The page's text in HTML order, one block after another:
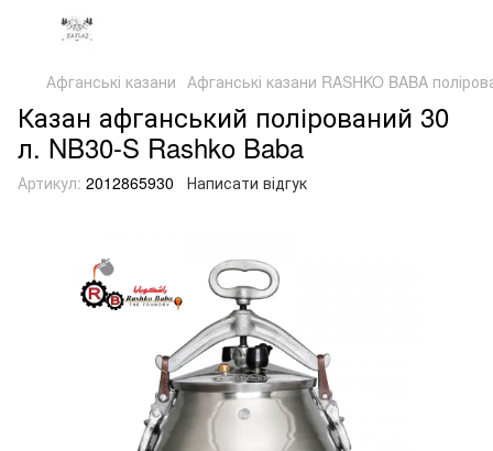
Афганські казани Афганські казани RASHKO BABA
Казан афганський полірований 30
л. NB30-S Rashko Baba
Артикул: 2012865930 Написати відгук